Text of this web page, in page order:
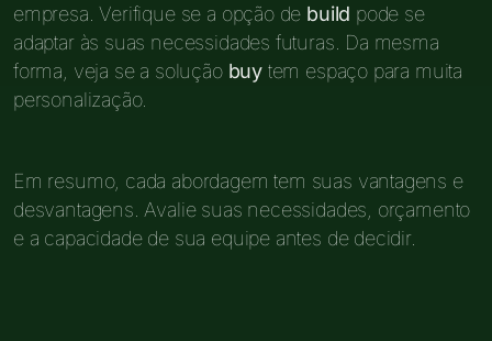
empresa. Verifique se a opção de build pode se
adaptar às suas necessidades futuras. Da mesma
forma, veja se a solução buytem espaço para muita
personalização.
Em resumo, cada abordagem tem suas vantagens e
desvantagens. Avalie suas necessidades, orçamento
e a capacidade de sua equipe antes de decidir.